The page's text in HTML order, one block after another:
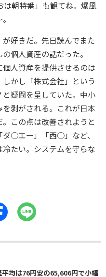
は朝特番」も観てね。爆風
好きだ。先日読んでまた
個人資産の話だった。
個人資産を提供させるのは
かし「株式会社」という
疑問を呈していた。中小
剥がされる。これが日本
この点は改善されようと
○エー」「西○」など、
たい。システムを守らな
平均は76円安の65,606円で小幅